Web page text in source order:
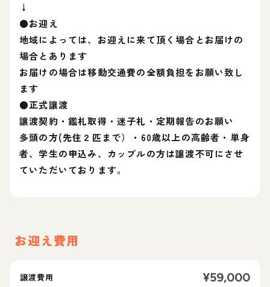
↓
●お迎え
地域によっては、お迎えに来て頂く場合とお届けの
場合とあります
お届けの場合は移動交通費の全額負担をお願い致し
ます
●正式讓渡
讓渡契約・鑑札取得・迷子札・定期報告のお願い
多頭の方(先住２匹まで）・60歳以上の高齢者・単身
者、学生の申込み、カップルの方は譲渡不可にさせ
ていただいております。
お迎え費用
譲渡費用 ¥59,000